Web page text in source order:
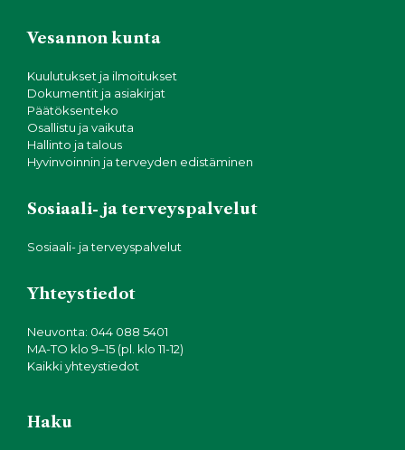
Vesannon kunta
Kuulutukset ja ilmoitukset
Dokumentit ja asiakirjat
Päätöksenteko
Osallistu ja vaikuta
Hallinto ja talous
Hyvinvoinnin ja terveyden edistäminen
Sosiaali- ja terveyspalvelut
Sosiaali- ja terveyspalvelut
Yhteystiedot
Neuvonta: 044 088 5401
MA-TO klo 9–15 (pl. klo 11-12)
Kaikki yhteystiedot
Haku